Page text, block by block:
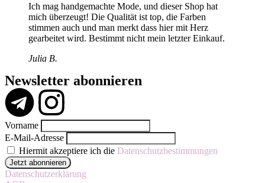
Ich mag handgemachte Mode, und dieser Shop hat
mich überzeugt! Die Qualität ist top, die Farben
stimmen auch und man merkt dass hier mit Herz
gearbeitet wird. Bestimmt nicht mein letzter Einkauf.
Julia B.
Newsletter abonnieren
Vorname
E-Mail-Adresse
Hiermit akzeptiere ich die Datenschutzbestimmungen
Datenschutzerklärung